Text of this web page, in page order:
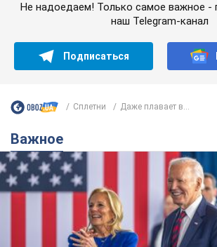
Супруга тяжелобольного Джо
назвала первый симптом,
сигнализировал о его
Сначала врачи не обратили на это
15,6 т.